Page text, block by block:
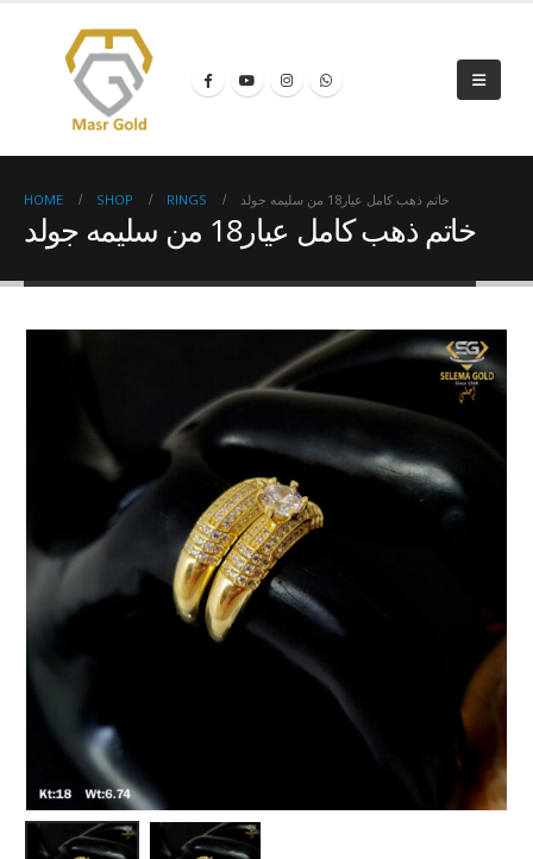
HOME SHOP RINGS خاتم ذهب كامل عيار18 من سليمه جولد
خاتم ذهب كامل عيار18 من سليمه جولد